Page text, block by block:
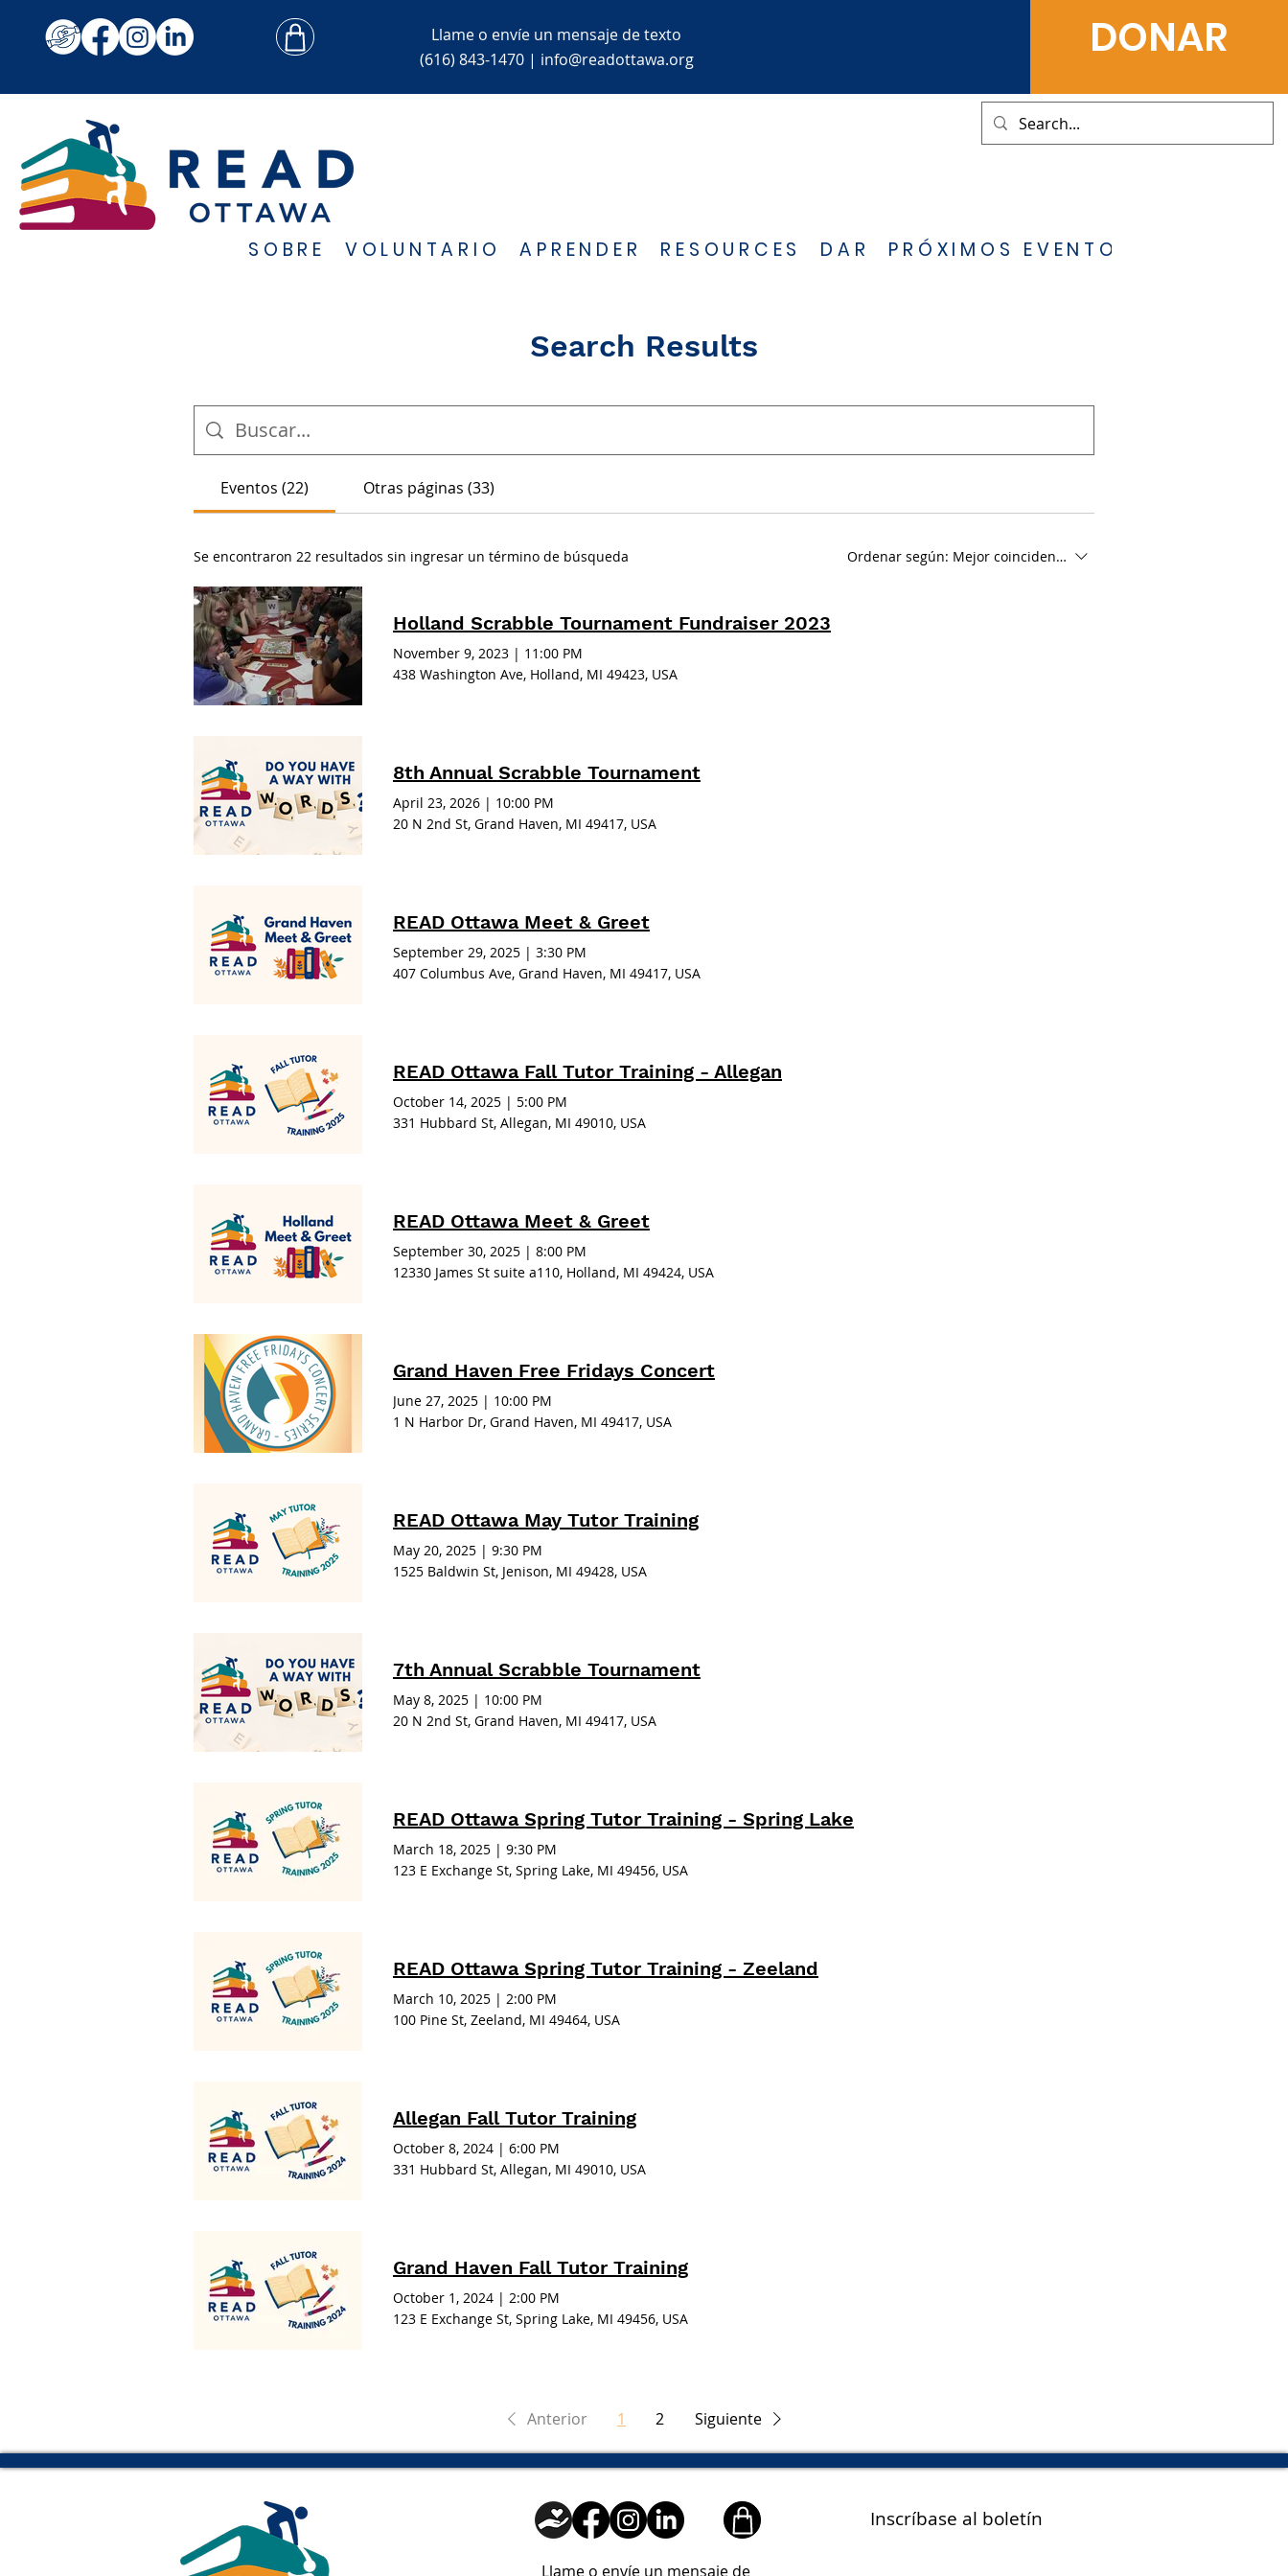
Llame o envíe un mensaje de texto
(616) 843-1470 | info@readottawa.org DONAR
SOBRE VOLUNTARIO APRENDER RESOURCES DAR PRÓXIMOS EVENTOS
Search Results
Eventos (22) Otras páginas (33)
Se encontraron 22 resultados sin ingresar un término de búsqueda Ordenar según: Mejor coincidencia
Holland Scrabble Tournament Fundraiser 2023
November 9, 2023 | 11:00 PM
438 Washington Ave, Holland, MI 49423, USA
8th Annual Scrabble Tournament
April 23, 2026 | 10:00 PM
20 N 2nd St, Grand Haven, MI 49417, USA
READ Ottawa Meet & Greet
September 29, 2025 | 3:30 PM
407 Columbus Ave, Grand Haven, MI 49417, USA
READ Ottawa Fall Tutor Training - Allegan
October 14, 2025 | 5:00 PM
331 Hubbard St, Allegan, MI 49010, USA
READ Ottawa Meet & Greet
September 30, 2025 | 8:00 PM
12330 James St suite a110, Holland, MI 49424, USA
Grand Haven Free Fridays Concert
June 27, 2025 | 10:00 PM
1 N Harbor Dr, Grand Haven, MI 49417, USA
READ Ottawa May Tutor Training
May 20, 2025 | 9:30 PM
1525 Baldwin St, Jenison, MI 49428, USA
7th Annual Scrabble Tournament
May 8, 2025 | 10:00 PM
20 N 2nd St, Grand Haven, MI 49417, USA
READ Ottawa Spring Tutor Training - Spring Lake
March 18, 2025 | 9:30 PM
123 E Exchange St, Spring Lake, MI 49456, USA
READ Ottawa Spring Tutor Training - Zeeland
March 10, 2025 | 2:00 PM
100 Pine St, Zeeland, MI 49464, USA
Allegan Fall Tutor Training
October 8, 2024 | 6:00 PM
331 Hubbard St, Allegan, MI 49010, USA
Grand Haven Fall Tutor Training
October 1, 2024 | 2:00 PM
123 E Exchange St, Spring Lake, MI 49456, USA
Anterior 1 2 Siguiente
Llame o envíe un mensaje de
Inscríbase al boletín